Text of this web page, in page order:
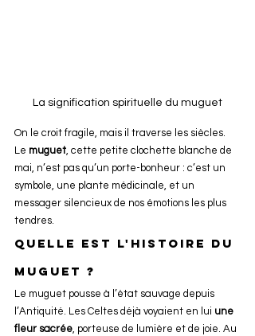
La signification spirituelle du muguet
On le croit fragile, mais il traverse les siècles.
Le muguet , cette petite clochette blanche de
mai, n’est pas qu’un porte-bonheur : c’est un
symbole, une plante médicinale, et un
messager silencieux de nos émotions les plus
tendres.
Quelle est l'histoire du
muguet ?
Le muguet pousse à l’état sauvage depuis
l’Antiquité. Les Celtes déjà voyaient en lui une
fleur sacrée , porteuse de lumière et de joie. Au